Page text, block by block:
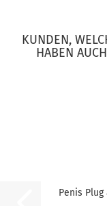
KUNDEN,
HABEN
Penis